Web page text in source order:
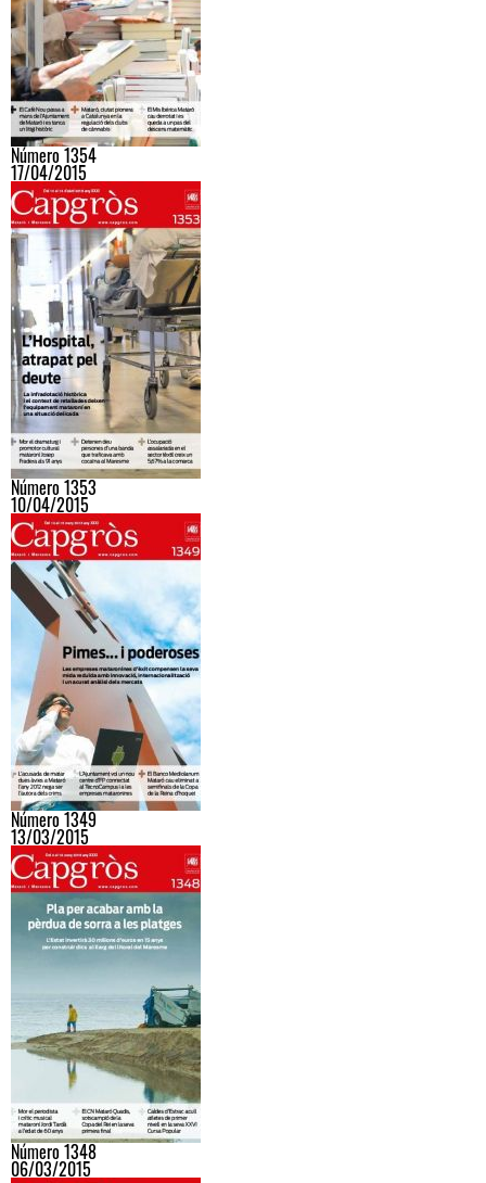
Número 1354
17/04/2015
Número 1353
10/04/2015
Número 1349
13/03/2015
Número 1348
06/03/2015